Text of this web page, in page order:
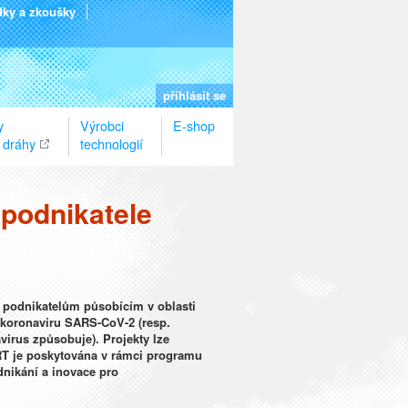
a zkoušky
přihlásit se
Výrobci
technologií
E-shop
působícím v oblasti
SARS-CoV-2 (resp.
způsobuje). Projekty lze
je poskytována v rámci programu
a inovace pro